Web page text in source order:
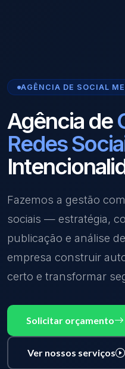
AGÊNCIA DE SOCIAL
Agência de
Redes
Fazemos a gestão
sociais — estratégia,
publicação e análise
empresa construir
certo e transformar
Solicitar orçamento
Ver nossos serviços